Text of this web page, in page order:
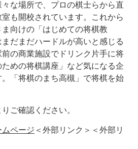
な場所で、プロの棋士らから直
も開校されています。これから
向けの「はじめての将棋教
だまだハードルが高いと感じる
の商業施設でドリンク片手に将
めの将棋講座」など気になる企
「将棋のまち高槻」で将棋を始
ご確認ください。
ページ ＜外部リンク＞ ＜外部リ